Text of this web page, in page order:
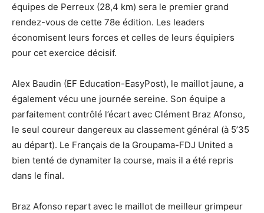
équipes de Perreux (28,4 km) sera le premier grand
rendez-vous de cette 78e édition. Les leaders
économisent leurs forces et celles de leurs équipiers
pour cet exercice décisif.
Alex Baudin (EF Education-EasyPost), le maillot jaune, a
également vécu une journée sereine. Son équipe a
parfaitement contrôlé l’écart avec Clément Braz Afonso,
le seul coureur dangereux au classement général (à 5’35
au départ). Le Français de la Groupama-FDJ United a
bien tenté de dynamiter la course, mais il a été repris
dans le final.
Braz Afonso repart avec le maillot de meilleur grimpeur